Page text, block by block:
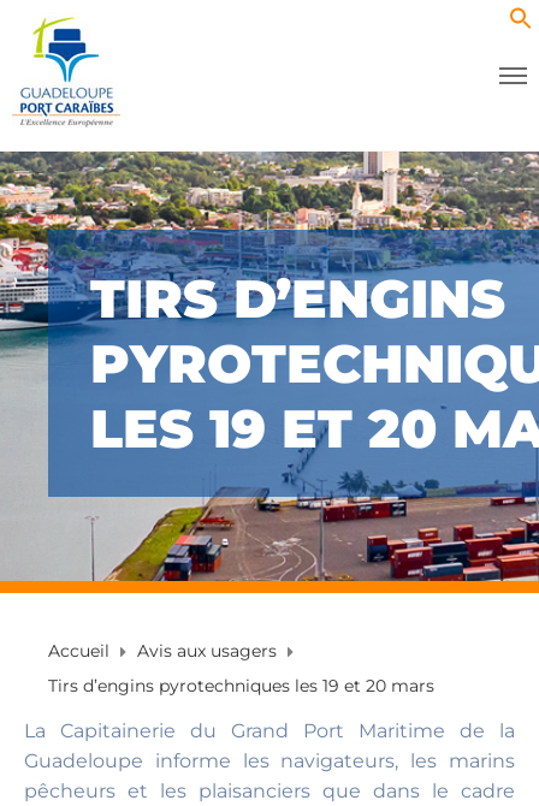
TIRS D’ENGINS
LES 19 ET 20
Accueil
Avis aux usagers
Tirs d’engins pyrotechniques les 19 et 20 mars
La Capitainerie du Grand Port Maritime de la
Guadeloupe informe les navigateurs, les marins
pêcheurs et les plaisanciers que dans le cadre